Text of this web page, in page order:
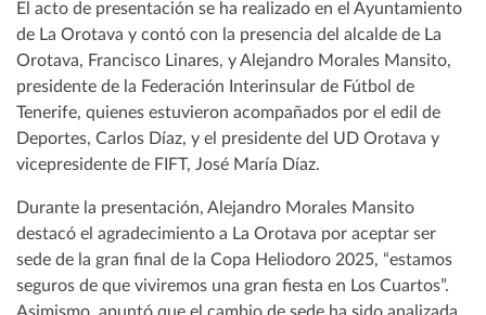
El acto de presentación se ha realizado en el Ayuntamiento
de La Orotava y contó con la presencia del alcalde de La
Orotava, Francisco Linares, y Alejandro Morales Mansito,
presidente de la Federación Interinsular de Fútbol de
Tenerife, quienes estuvieron acompañados por el edil de
Deportes, Carlos Díaz, y el presidente del UD Orotava y
vicepresidente de FIFT, José María Díaz.
Durante la presentación, Alejandro Morales Mansito
destacó el agradecimiento a La Orotava por aceptar ser
sede de la gran final de la Copa Heliodoro 2025, “estamos
seguros de que viviremos una gran fiesta en Los Cuartos”.